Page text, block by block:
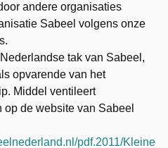
andere organisaties
Sabeel volgens onze
tak van Sabeel,
opvarende van het
Middel ventileert
de website van Sabeel
pdf.2011/Kleine